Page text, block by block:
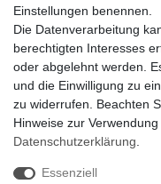
Bankverbindung:
encliso GmbH
Kreissparkasse Verl
Kto-Nr. 25007352 - BLZ
BIC/SWIFT:
IBAN: DE07 4785 3520
Einstellungen benennen.
Die Datenverarbeitung
berechtigten Interesses
oder abgelehnt werden.
und die Einwilligung zu
zu widerrufen. Beachten
Hinweise zur
Daten­schutz­erklärung
Essenziell